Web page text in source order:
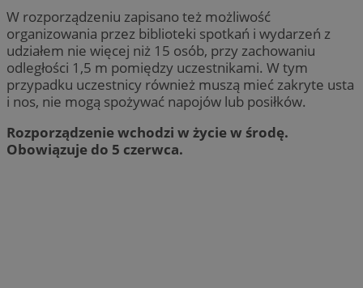
W rozporządzeniu zapisano też możliwość
organizowania przez biblioteki spotkań i wydarzeń z
udziałem nie więcej niż 15 osób, przy zachowaniu
odległości 1,5 m pomiędzy uczestnikami. W tym
przypadku uczestnicy również muszą mieć zakryte usta
i nos, nie mogą spożywać napojów lub posiłków.
Rozporządzenie wchodzi w życie w środę.
Obowiązuje do 5 czerwca.